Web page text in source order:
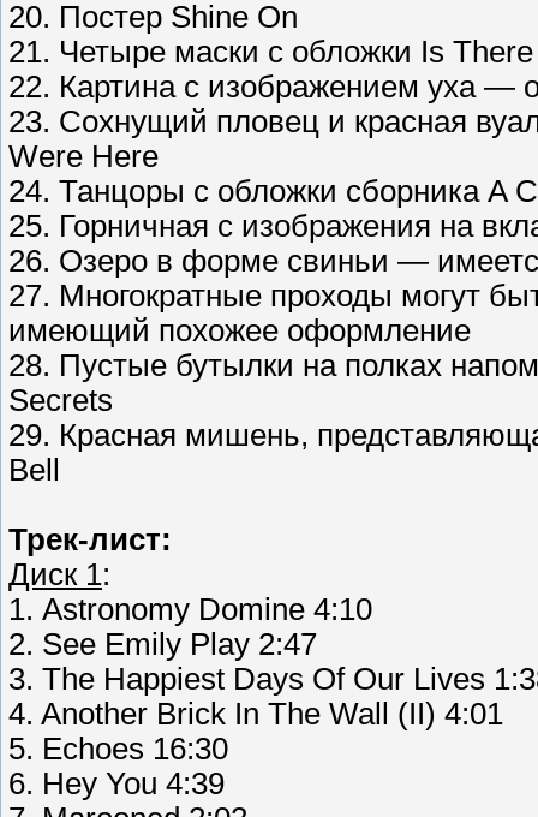
20. Постер Shine On
21. Четыре маски с обложки Is
22. Картина с изображением уха —
23. Сохнущий пловец и красная
Were Here
24. Танцоры с обложки сборника A
25. Горничная с изображения на
26. Озеро в форме свиньи —
27. Многократные проходы могут
имеющий похожее оформление
28. Пустые бутылки на полках
Secrets
29. Красная мишень,
Bell
Трек-лист:
Диск 1:
1. Astronomy Domine 4:10
2. See Emily Play 2:47
3. The Happiest Days Of Our Lives
4. Another Brick In The Wall (II) 4:01
5. Echoes 16:30
6. Hey You 4:39